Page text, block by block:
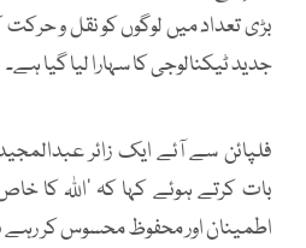
بڑی تعداد میں لوگوں کو نقل و حرکت
جدید ٹیکنالوجی کا سہارا لیا گیا ہے۔
فلپائن سے آئے ایک زائر
بات کرتے ہوئے کہا کہ ’اللہ کا
اطمینان اور محفوظ محسوس کر رہے